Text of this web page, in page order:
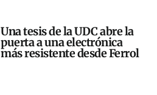
Una tesis de la UDC abre la
puerta a una electrónica
más resistente desde Ferrol